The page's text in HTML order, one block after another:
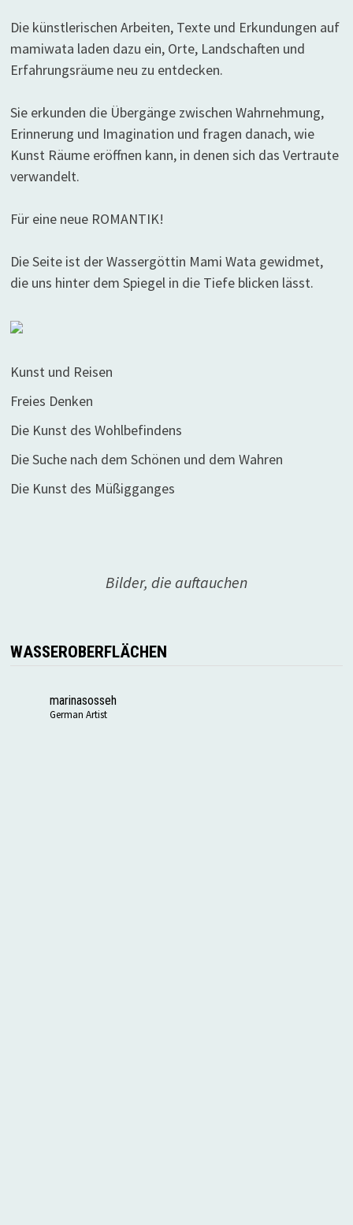
Die künstlerischen Arbeiten, Texte und Erkundungen auf
mamiwata laden dazu ein, Orte, Landschaften und
Erfahrungsräume neu zu entdecken.
Sie erkunden die Übergänge zwischen Wahrnehmung,
Erinnerung und Imagination und fragen danach, wie
Kunst Räume eröffnen kann, in denen sich das Vertraute
verwandelt.
Für eine neue ROMANTIK!
Die Seite ist der Wassergöttin Mami Wata gewidmet,
die uns hinter dem Spiegel in die Tiefe blicken lässt.
Kunst und Reisen
Freies Denken
Die Kunst des Wohlbefindens
Die Suche nach dem Schönen und dem Wahren
Die Kunst des Müßigganges
Bilder, die auftauchen
WASSEROBERFLÄCHEN
marinasosseh
German Artist